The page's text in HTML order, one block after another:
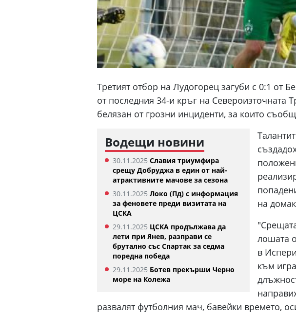
Третият отбор на Лудогорец загуби с 0:1 от
от последния 34-и кръг на Североизточната
белязан от грозни инциденти, за които
Водещи новини
30.11.2025 Славия триумфира
срещу Добруджа в един от най-
атрактивните мачове за сезона
30.11.2025 Локо (Пд) с информация
за феновете преди визитата на
ЦСКА
29.11.2025 ЦСКА продължава да
лети при Янев, разправи се
брутално със Спартак за седма
поредна победа
29.11.2025 Ботев прекърши Черно
море на Колежа
на
лошата
в
към
развалят футболния мач, бавейки времето,
Изабелла Шиникова започна с
убедителна победа в Оренсе
Тотнъм започна